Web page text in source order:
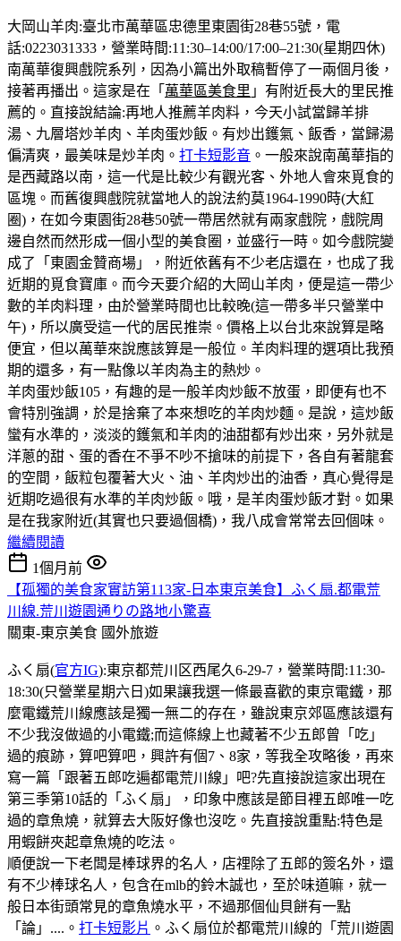
大岡山羊肉:臺北市萬華區忠德里東園街28巷55號，電
話:0223031333，營業時間:11:30–14:00/17:00–21:30(星期四休)
南萬華復興戲院系列，因為小篇出外取稿暫停了一兩個月後，
接著再播出。這家是在「 萬華區美食里 」有附近長大的里民推
薦的。直接說結論:再地人推薦羊肉料，今天小試當歸羊排
湯、九層塔炒羊肉、羊肉蛋炒飯。有炒出鑊氣、飯香，當歸湯
偏清爽，最美味是炒羊肉。 打卡短影音 。一般來說南萬華指的
是西藏路以南，這一代是比較少有觀光客、外地人會來覓食的
區塊。而舊復興戲院就當地人的說法約莫1964-1990時(大紅
圈)，在如今東園街28巷50號一帶居然就有兩家戲院，戲院周
邊自然而然形成一個小型的美食圈，並盛行一時。如今戲院變
成了「東園金贊商場」，附近依舊有不少老店還在，也成了我
近期的覓食寶庫。而今天要介紹的大岡山羊肉，便是這一帶少
數的羊肉料理，由於營業時間也比較晚(這一帶多半只營業中
午)，所以廣受這一代的居民推崇。價格上以台北來說算是略
便宜，但以萬華來說應該算是一般位。羊肉料理的選項比我預
期的還多，有一點像以羊肉為主的熱炒。
羊肉蛋炒飯105，有趣的是一般羊肉炒飯不放蛋，即便有也不
會特別強調，於是捨棄了本來想吃的羊肉炒麵。是說，這炒飯
蠻有水準的，淡淡的鑊氣和羊肉的油甜都有炒出來，另外就是
洋蔥的甜、蛋的香在不爭不吵不搶味的前提下，各自有著龍套
的空間，飯粒包覆著大火、油、羊肉炒出的油香，真心覺得是
近期吃過很有水準的羊肉炒飯。哦，是羊肉蛋炒飯才對。如果
是在我家附近(其實也只要過個橋)，我八成會常常去回個味。
繼續閱讀
1個月前
【孤獨的美食家實訪第113家-日本東京美食】ふく扇.都電荒
川線.荒川遊園通りの路地小驚喜
關東-東京美食 國外旅遊
ふく扇(官方IG):東京都荒川区西尾久6-29-7，營業時間:11:30-
18:30(只營業星期六日)如果讓我選一條最喜歡的東京電鐵，那
麼電鐵荒川線應該是獨一無二的存在，雖說東京郊區應該還有
不少我沒做過的小電鐵;而這條線上也藏著不少五郎曾「吃」
過的痕跡，算吧算吧，興許有個7、8家，等我全攻略後，再來
寫一篇「跟著五郎吃遍都電荒川線」吧?先直接說這家出現在
第三季第10話的「ふく扇」，印象中應該是節目裡五郎唯一吃
過的章魚燒，就算去大阪好像也沒吃。先直接說重點:特色是
用蝦餅夾起章魚燒的吃法。
順便說一下老闆是棒球界的名人，店𥚃除了五郎的簽名外，還
有不少棒球名人，包含在mlb的鈴木誠也，至於味道嘛，就一
般日本街頭常見的章魚燒水平，不過那個仙貝餅有一點
「論」....。 打卡短影片 。ふく扇位於都電荒川線的「荒川遊園